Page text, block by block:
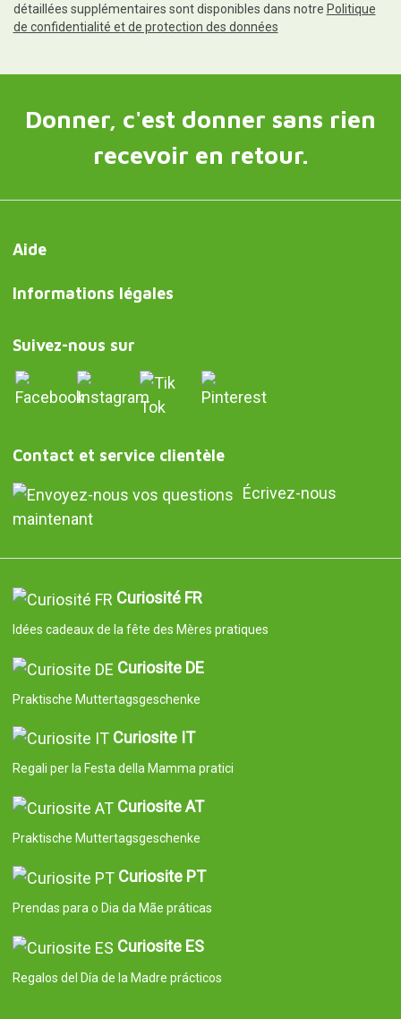
détaillées supplémentaires sont disponibles dans notre Politique
de confidentialité et de protection des données
Donner, c'est donner sans rien
recevoir en retour.
Aide
Informations légales
Suivez-nous sur
Contact et service clientèle
Écrivez-nous
maintenant
Curiosité FR
Idées cadeaux de la fête des Mères pratiques
Curiosite DE
Praktische Muttertagsgeschenke
Curiosite IT
Regali per la Festa della Mamma pratici
Curiosite AT
Praktische Muttertagsgeschenke
Curiosite PT
Prendas para o Dia da Mãe práticas
Curiosite ES
Regalos del Día de la Madre prácticos